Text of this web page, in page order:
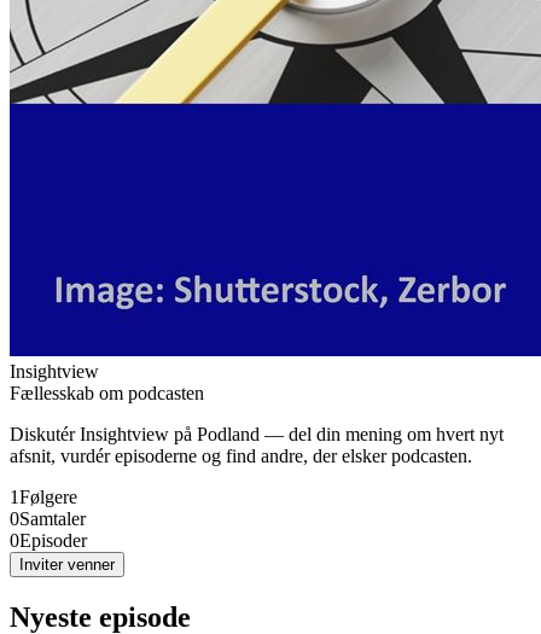
Insightview
Fællesskab om podcasten
DiskutérInsightview på Podland — del din mening om hvert nyt
afsnit, vurdér episoderne og find andre, der elsker podcasten.
1Følgere
0Samtaler
0Episoder
Inviter venner
Nyeste episode